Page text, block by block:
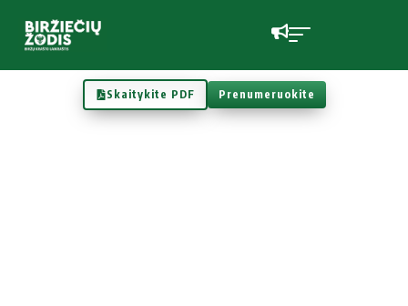
Skaitykite PDF Prenumeruokite